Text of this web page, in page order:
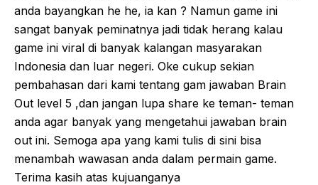
anda bayangkan he he, ia kan ? Namun game ini
sangat banyak peminatnya jadi tidak herang kalau
game ini viral di banyak kalangan masyarakan
Indonesia dan luar negeri. Oke cukup sekian
pembahasan dari kami tentang gam jawaban Brain
Out level 5 ,dan jangan lupa share ke teman- teman
anda agar banyak yang mengetahui jawaban brain
out ini. Semoga apa yang kami tulis di sini bisa
menambah wawasan anda dalam permain game.
Terima kasih atas kujuanganya